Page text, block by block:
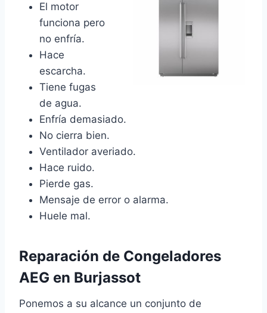
El motor
funciona pero
no enfría.
Hace
escarcha.
Tiene fugas
de agua.
Enfría demasiado.
No cierra bien.
Ventilador averiado.
Hace ruido.
Pierde gas.
Mensaje de error o alarma.
Huele mal.
Reparación de Congeladores
AEG en Burjassot
Ponemos a su alcance un conjunto de